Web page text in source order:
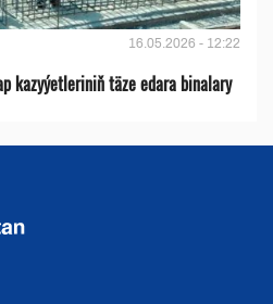
16.05.2026 - 12:22
kazyýetleriniň täze edara binalary